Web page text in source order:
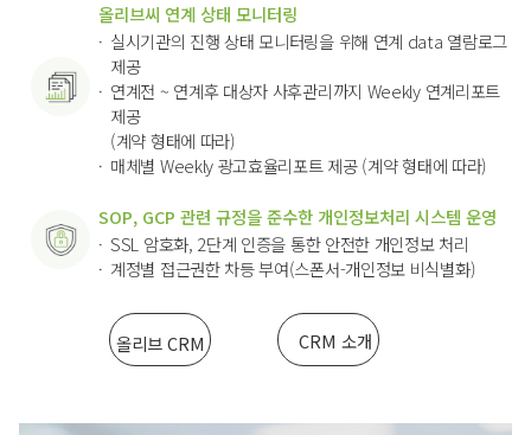
올리브씨 연계 상태 모니터링
실시기관의 진행 상태 모니터링을 위해 연계 data 열람로그
제공
연계전 ~ 연계후 대상자 사후관리까지 Weekly 연계리포트
제공
(계약 형태에 따라)
매체별 Weekly 광고효율리포트 제공 (계약 형태에 따라)
SOP, GCP 관련 규정을 준수한 개인정보처리 시스템 운영
SSL 암호화, 2단계 인증을 통한 안전한 개인정보 처리
계정별 접근권한 차등 부여(스폰서-개인정보 비식별화)
올리브 CRM CRM 소개